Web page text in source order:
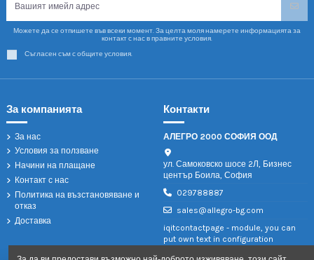
Можете да се отпишете във всеки момент. За целта моля намерете информацията за
контакт с нас в правните условия.
Съгласен съм с общите условия.
За компанията
За нас
Условия за ползване
Начини на плащане
Контакт с нас
Политика на възстановяване и
отказ
Доставка
Контакти
АЛЕГРО 2000 СОФИЯ ООД
ул. Самоковско шосе 2Л, Бизнес
център Боила, София
029788887
sales@allegro-bg.com
iqitcontactpage - module, you can
put own text in configuration